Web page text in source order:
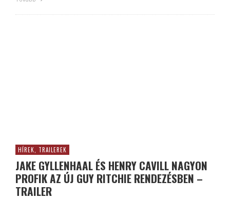
HÍREK, TRAILEREK
JAKE GYLLENHAAL ÉS HENRY CAVILL NAGYON
PROFIK AZ ÚJ GUY RITCHIE RENDEZÉSBEN –
TRAILER